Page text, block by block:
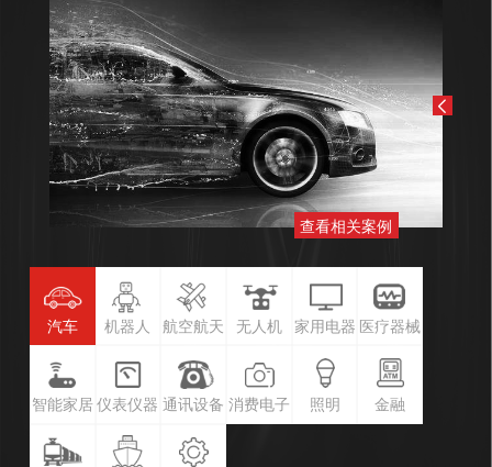
查看相关案例
汽车 机器人 航空航天 无人机 家用电器 医疗器械
智能家居 仪表仪器 通讯设备 消费电子 照明 金融